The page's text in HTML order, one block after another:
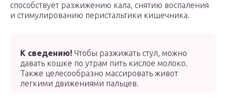
способствует разжижению кала, снятию воспаления
и стимулированию перистальтики кишечника.
К сведению! Чтобы разжижать стул, можно
давать кошке по утрам пить кислое молоко.
Также целесообразно массировать живот
легкими движениями пальцев.